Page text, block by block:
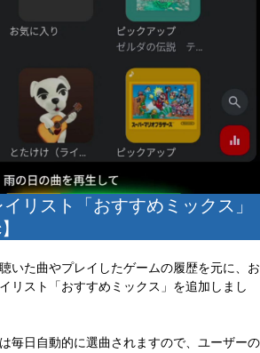
リスト「おすすめミックス」
た曲やプレイしたゲームの履歴を元に、お
リスト「おすすめミックス」を追加しまし
毎日自動的に選曲されますので、ユーザーの